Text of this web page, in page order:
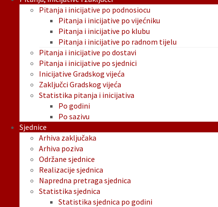
Pitanja i inicijative po podnosiocu
Pitanja i inicijative po vijećniku
Pitanja i inicijative po klubu
Pitanja i inicijative po radnom tijelu
Pitanja i inicijative po dostavi
Pitanja i inicijative po sjednici
Inicijative Gradskog vijeća
Zaključci Gradskog vijeća
Statistika pitanja i inicijativa
Po godini
Po sazivu
Sjednice
Arhiva zaključaka
Arhiva poziva
Održane sjednice
Realizacije sjednica
Napredna pretraga sjednica
Statistika sjednica
Statistika sjednica po godini